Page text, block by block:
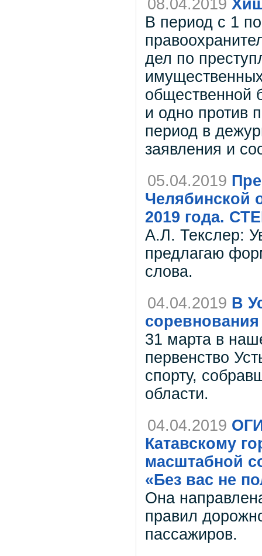
08.04.2019
В период с 1
дел по
общественной
и одно против
период в
заявления и
05.04.2019
Челябинской
2019 года.
А.Л. Текслер:
предлагаю
слова.
04.04.2019 В
31 марта в
первенство
спорту,
области.
04.04.2019
Катавскому
масштабной
«Без вас не
Она
правил
пассажиров.